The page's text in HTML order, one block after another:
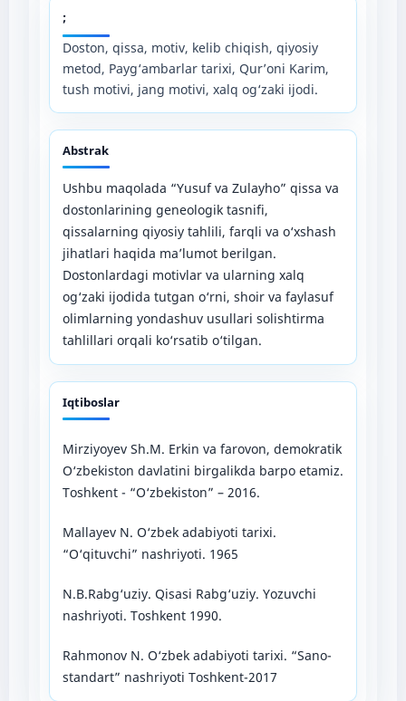
;
Doston, qissa, motiv, kelib chiqish, qiyosiy
metod, Payg‘ambarlar tarixi, Qur’oni Karim,
tush motivi, jang motivi, xalq og‘zaki ijodi.
Abstrak
Ushbu maqolada “Yusuf va Zulayho” qissa va
dostonlarining geneologik tasnifi,
qissalarning qiyosiy tahlili, farqli va o‘xshash
jihatlari haqida ma’lumot berilgan.
Dostonlardagi motivlar va ularning xalq
og‘zaki ijodida tutgan o‘rni, shoir va faylasuf
olimlarning yondashuv usullari solishtirma
tahlillari orqali ko‘rsatib o‘tilgan.
Iqtiboslar
Mirziyoyev Sh.M. Erkin va farovon, demokratik
O‘zbekiston davlatini birgalikda barpo etamiz.
Toshkent - “O‘zbekiston” – 2016.
Mallayev N. O‘zbek adabiyoti tarixi.
“O‘qituvchi” nashriyoti. 1965
N.B.Rabg‘uziy. Qisasi Rabg‘uziy. Yozuvchi
nashriyoti. Toshkent 1990.
Rahmonov N. O‘zbek adabiyoti tarixi. “Sano-
standart” nashriyoti Toshkent-2017